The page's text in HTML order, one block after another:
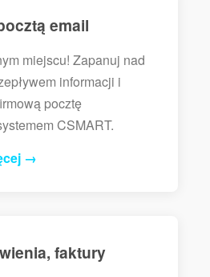
email
miejscu! Zapanuj nad
informacji i
pocztę
CSMART.
→
faktury